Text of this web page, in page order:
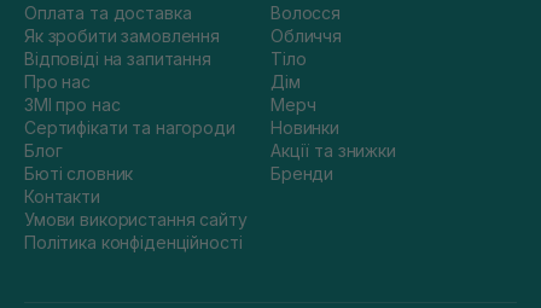
Оплата та доставка
Як зробити замовлення
Відповіді на запитання
Про нас
ЗМІ про нас
Сертифікати та нагороди
Блог
Бюті словник
Контакти
Умови використання сайту
Політика конфіденційності
Волосся
Обличчя
Тіло
Дім
Мерч
Новинки
Акції та знижки
Бренди